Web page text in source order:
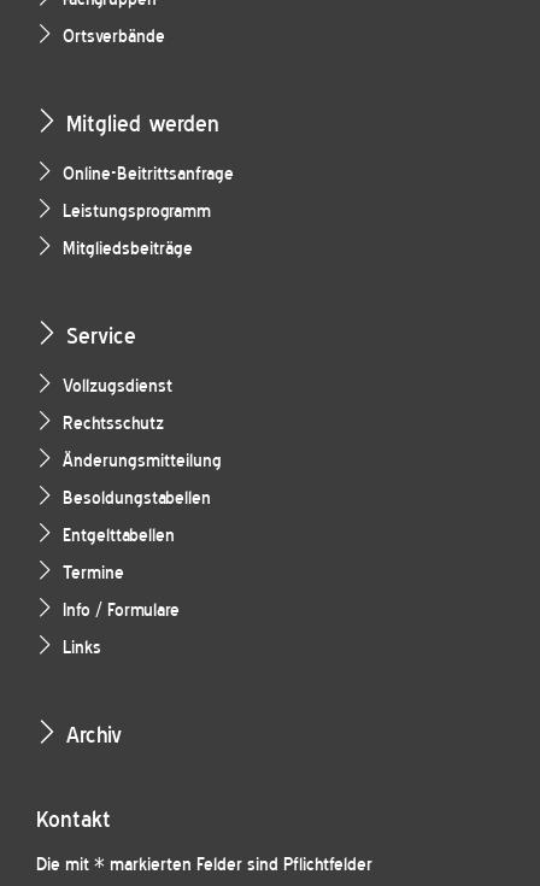
Ortsverbände
Mitglied werden
Online-Beitrittsanfrage
Leistungsprogramm
Mitgliedsbeiträge
Service
Vollzugsdienst
Rechtsschutz
Änderungsmitteilung
Besoldungstabellen
Entgelttabellen
Termine
Info / Formulare
Links
Archiv
Kontakt
Die mit * markierten Felder sind Pflichtfelder